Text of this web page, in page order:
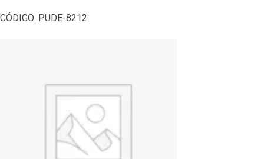
CÓDIGO: PUDE-8212